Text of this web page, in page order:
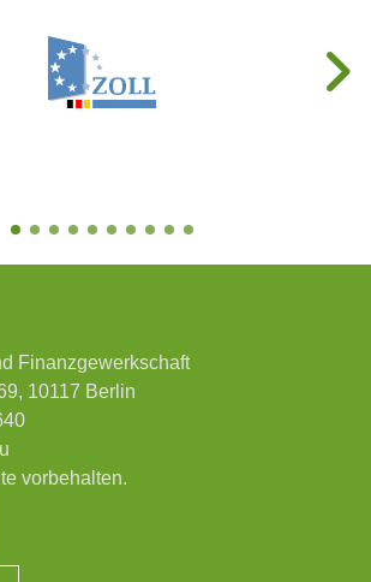
Finanzgewerkschaft
10117 Berlin
vorbehalten.